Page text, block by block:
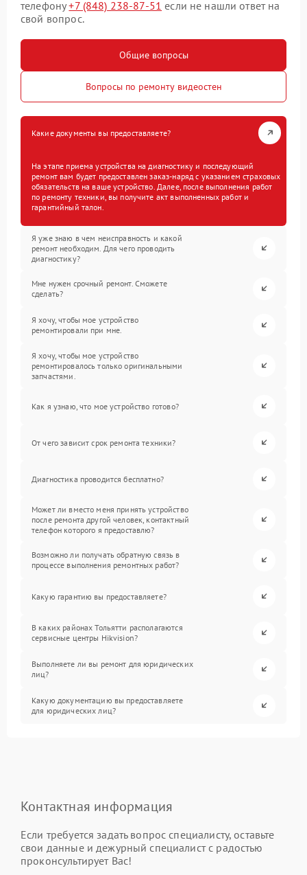
телефону+7 (848) 238-87-51 если не нашли ответ на
свой вопрос.
Общие вопросы
Вопросы по ремонту видеостен
Какие документы вы предоставляете?
На этапе приема устройства на диагностику и последующий
ремонт вам будет предоставлен заказ-наряд с указанием страховых
обязательств на ваше устройство. Далее, после выполнения работ
по ремонту техники, вы получите акт выполненных работ и
гарантийный талон.
Я уже знаю в чем неисправность и какой
ремонт необходим. Для чего проводить
диагностику?
Мне нужен срочный ремонт. Сможете
сделать?
Я хочу, чтобы мое устройство
ремонтировали при мне.
Я хочу, чтобы мое устройство
ремонтировалось только оригинальными
запчастями.
Как я узнаю, что мое устройство готово?
От чего зависит срок ремонта техники?
Диагностика проводится бесплатно?
Может ли вместо меня принять устройство
после ремонта другой человек, контактный
телефон которого я предоставлю?
Возможно ли получать обратную связь в
процессе выполнения ремонтных работ?
Какую гарантию вы предоставляете?
В каких районах Тольятти располагаются
сервисные центры Hikvision?
Выполняете ли вы ремонт для юридических
лиц?
Какую документацию вы предоставляете
для юридических лиц?
Контактная информация
Если требуется задать вопрос специалисту, оставьте
свои данные и дежурный специалист с радостью
проконсультирует Вас!